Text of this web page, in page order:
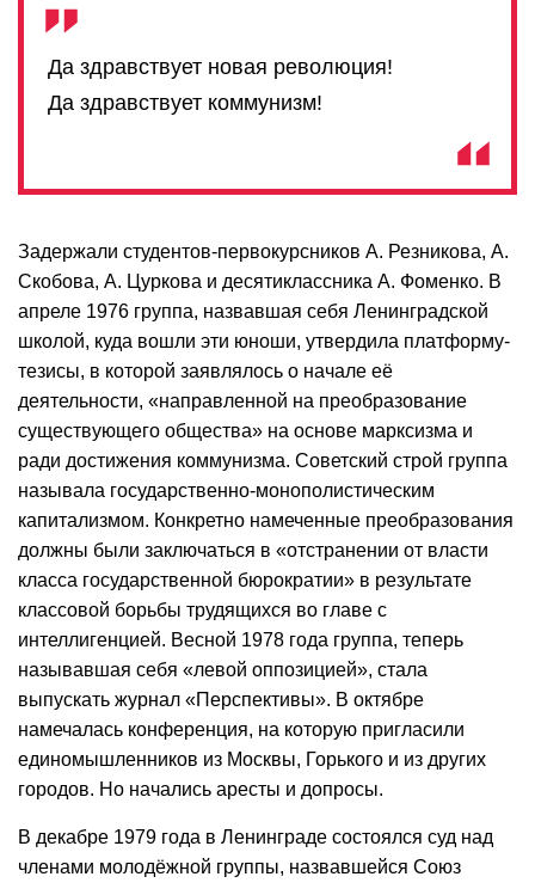
Да здравствует новая революция!
Да здравствует коммунизм!
Задержали студентов-первокурсников А. Резникова, А.
Скобова, А. Цуркова и десятиклассника А. Фоменко. В
апреле 1976 группа, назвавшая себя Ленинградской
школой, куда вошли эти юноши, утвердила платформу-
тезисы, в которой заявлялось о начале её
деятельности, «направленной на преобразование
существующего общества» на основе марксизма и
ради достижения коммунизма. Советский строй группа
называла государственно-монополистическим
капитализмом. Конкретно намеченные преобразования
должны были заключаться в «отстранении от власти
класса государственной бюрократии» в результате
классовой борьбы трудящихся во главе с
интеллигенцией. Весной 1978 года группа, теперь
называвшая себя «левой оппозицией», стала
выпускать журнал «Перспективы». В октябре
намечалась конференция, на которую пригласили
единомышленников из Москвы, Горького и из других
городов. Но начались аресты и допросы.
В декабре 1979 года в Ленинграде состоялся суд над
членами молодёжной группы, назвавшейся Союз